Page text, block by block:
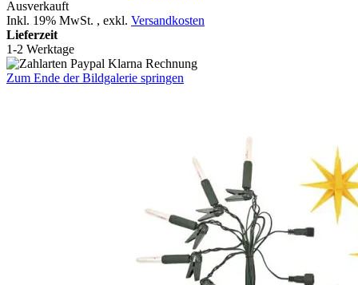
Ausverkauft
Inkl. 19% MwSt. , exkl. Versandkosten
Lieferzeit
1-2 Werktage
Zum Ende der Bildgalerie springen